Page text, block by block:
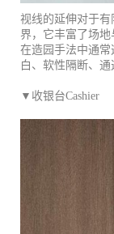
视线的延伸对于
界，它丰富了场地
在造园手法中通
白、软性隔断、通
▼收银台Cashier